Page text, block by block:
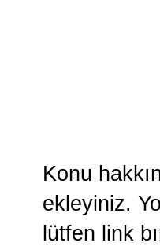
Konu
ekleyiniz.
lütfen link